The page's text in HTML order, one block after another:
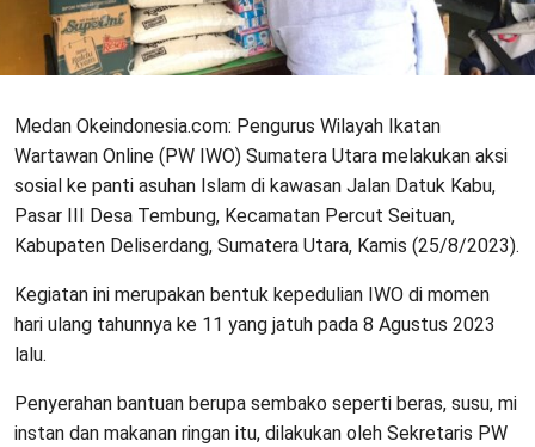
Medan Okeindonesia.com: Pengurus Wilayah Ikatan
Wartawan Online (PW IWO) Sumatera Utara melakukan aksi
sosial ke panti asuhan Islam di kawasan Jalan Datuk Kabu,
Pasar III Desa Tembung, Kecamatan Percut Seituan,
Kabupaten Deliserdang, Sumatera Utara, Kamis (25/8/2023).
Kegiatan ini merupakan bentuk kepedulian IWO di momen
hari ulang tahunnya ke 11 yang jatuh pada 8 Agustus 2023
lalu.
Penyerahan bantuan berupa sembako seperti beras, susu, mi
instan dan makanan ringan itu, dilakukan oleh Sekretaris PW